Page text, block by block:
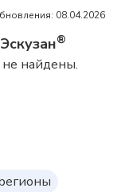
08.04.2026
®
найдены.